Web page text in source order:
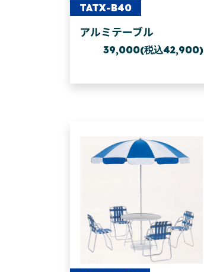
TATX-B40
アルミテーブル
39,000(税込42,900)